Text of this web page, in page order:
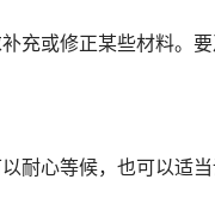
充或修正某些材料。
耐心等候，也可以适